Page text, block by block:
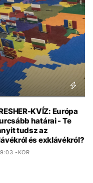
KVÍZ: Európa
határai - Te
tudsz az
és exklávékról?
-KOR